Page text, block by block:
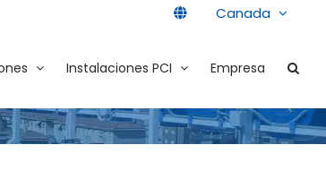
Canada
Instalaciones PCI Empresa